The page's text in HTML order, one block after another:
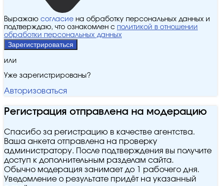
Выражаю согласие на обработку персональных данных и
подтверждаю, что ознакомлен с политикой в отношении
обработки персональных данных
Зарегистрироваться
или
Уже зарегистрированы?
Авторизоваться
Регистрация отправлена на модерацию
Спасибо за регистрацию в качестве агентства.
Ваша анкета отправлена на проверку
администратору. После подтверждения вы получите
доступ к дополнительным разделам сайта.
Обычно модерация занимает до 1 рабочего дня.
Уведомление о результате придёт на указанный